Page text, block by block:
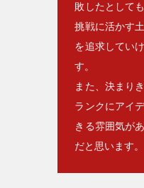
敗したとして
挑戦に活かす
を追求してい
す。
また、決まり
ランクにアイ
きる雰囲気が
だと思います。